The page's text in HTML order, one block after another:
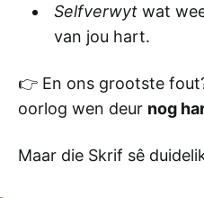
Selfverwyt wat
van jou hart.
👉 En ons grootste
oorlog wen deur nog
Maar die Skrif sê